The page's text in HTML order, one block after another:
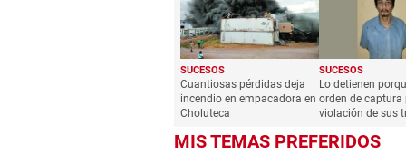
SUCESOS
Cuantiosas pérdidas deja
incendio en empacadora en
Choluteca
SUCESOS
Lo detienen
orden de captura
violación de sus
MIS TEMAS PREFERIDOS